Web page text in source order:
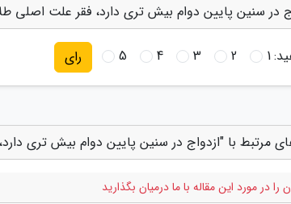
در سنین پایین دوام بیش تری دارد، فقر علت اصلی
1
2
3
4
5 رای
مرتبط با "ازدواج در سنین پایین دوام بیش تری
را در مورد این مقاله با ما درمیان بگذارید